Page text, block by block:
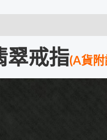
翠戒指(A貨